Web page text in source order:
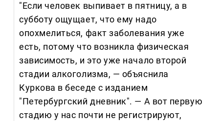
"Если человек выпивает в пятницу, а в
субботу ощущает, что ему надо
опохмелиться, факт заболевания уже
есть, потому что возникла физическая
зависимость, и это уже начало второй
стадии алкоголизма, — объяснила
Куркова в беседе с изданием
"Петербургский дневник". — А вот первую
стадию у нас почти не регистрируют,